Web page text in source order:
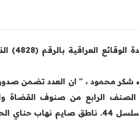
أعلنت وزارة
شكر محمود ، " ان العدد تضمن
تعيين (44) قاضياً في الصنف الرابع من صنوف
(1.محمد عبد الأمير جاسم تايه الجنابي وتنتهي بالتسلسل